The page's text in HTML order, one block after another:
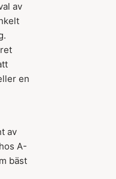
av
en
av
hos A-
bäst